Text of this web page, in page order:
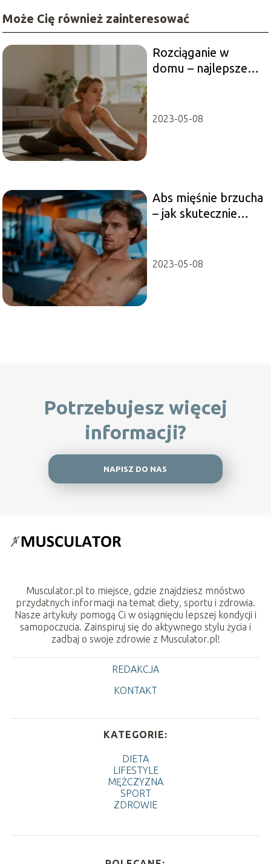
Może Cię również zainteresować
Rozciąganie w
domu – najlepsze
2023-05-08
Abs mięśnie brzucha
– jak skutecznie
2023-05-08
Potrzebujesz więcej
informacji?
NAPISZ DO NAS
Musculator.pl to miejsce, gdzie znajdziesz mnóstwo
przydatnych informacji na temat diety, sportu i zdrowia.
Nasze artykuły pomogą Ci w osiągnięciu lepszej kondycji i
samopoczucia. Zainspiruj się do aktywnego stylu życia i
zadbaj o swoje zdrowie z Musculator.pl!
REDAKCJA
KONTAKT
KATEGORIE:
DIETA
LIFESTYLE
MĘŻCZYZNA
SPORT
ZDROWIE